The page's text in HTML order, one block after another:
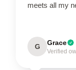
meets all my
G Grace
Verified